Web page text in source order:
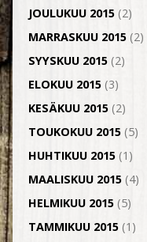
JOULUKUU 2015(2)
MARRASKUU 2015(2)
SYYSKUU 2015(2)
ELOKUU 2015(3)
KESÄKUU 2015(2)
TOUKOKUU 2015(5)
HUHTIKUU 2015(1)
MAALISKUU 2015(4)
HELMIKUU 2015(5)
TAMMIKUU 2015(1)